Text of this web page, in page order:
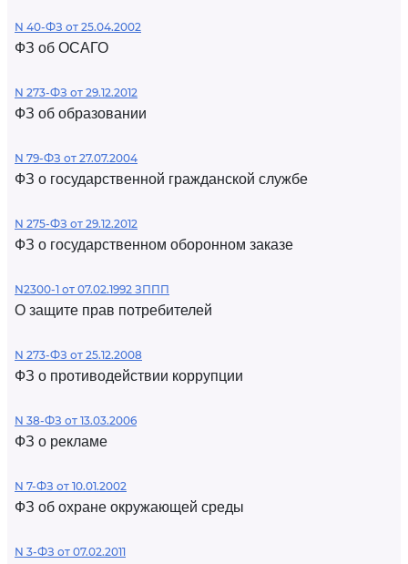
N 40-ФЗ от 25.04.2002
ФЗ об ОСАГО
N 273-ФЗ от 29.12.2012
ФЗ об образовании
N 79-ФЗ от 27.07.2004
ФЗ о государственной гражданской службе
N 275-ФЗ от 29.12.2012
ФЗ о государственном оборонном заказе
N2300-1 от 07.02.1992 ЗППП
О защите прав потребителей
N 273-ФЗ от 25.12.2008
ФЗ о противодействии коррупции
N 38-ФЗ от 13.03.2006
ФЗ о рекламе
N 7-ФЗ от 10.01.2002
ФЗ об охране окружающей среды
N 3-ФЗ от 07.02.2011